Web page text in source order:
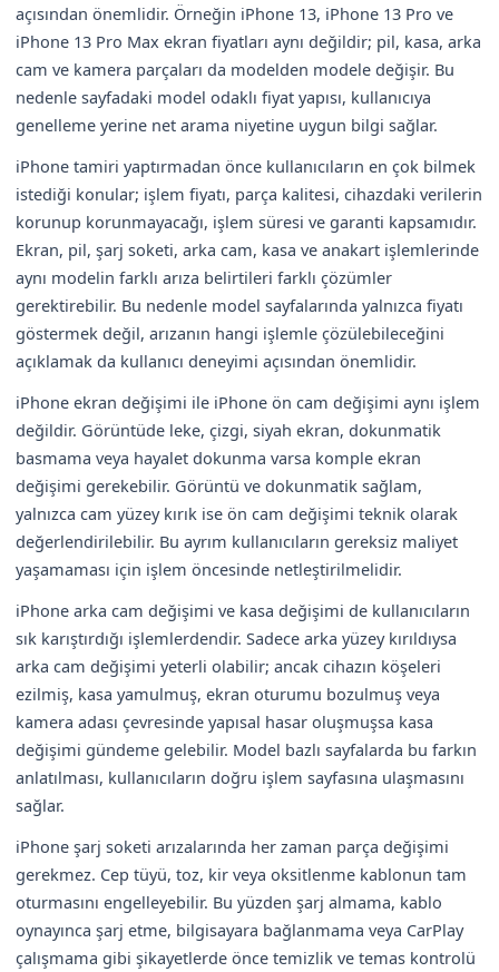
açısından önemlidir. Örneğin iPhone 13, iPhone 13 Pro ve
iPhone 13 Pro Max ekran fiyatları aynı değildir; pil, kasa, arka
cam ve kamera parçaları da modelden modele değişir. Bu
nedenle sayfadaki model odaklı fiyat yapısı, kullanıcıya
genelleme yerine net arama niyetine uygun bilgi sağlar.
iPhone tamiri yaptırmadan önce kullanıcıların en çok bilmek
istediği konular; işlem fiyatı, parça kalitesi, cihazdaki verilerin
korunup korunmayacağı, işlem süresi ve garanti kapsamıdır.
Ekran, pil, şarj soketi, arka cam, kasa ve anakart işlemlerinde
aynı modelin farklı arıza belirtileri farklı çözümler
gerektirebilir. Bu nedenle model sayfalarında yalnızca fiyatı
göstermek değil, arızanın hangi işlemle çözülebileceğini
açıklamak da kullanıcı deneyimi açısından önemlidir.
iPhone ekran değişimi ile iPhone ön cam değişimi aynı işlem
değildir. Görüntüde leke, çizgi, siyah ekran, dokunmatik
basmama veya hayalet dokunma varsa komple ekran
değişimi gerekebilir. Görüntü ve dokunmatik sağlam,
yalnızca cam yüzey kırık ise ön cam değişimi teknik olarak
değerlendirilebilir. Bu ayrım kullanıcıların gereksiz maliyet
yaşamaması için işlem öncesinde netleştirilmelidir.
iPhone arka cam değişimi ve kasa değişimi de kullanıcıların
sık karıştırdığı işlemlerdendir. Sadece arka yüzey kırıldıysa
arka cam değişimi yeterli olabilir; ancak cihazın köşeleri
ezilmiş, kasa yamulmuş, ekran oturumu bozulmuş veya
kamera adası çevresinde yapısal hasar oluşmuşsa kasa
değişimi gündeme gelebilir. Model bazlı sayfalarda bu farkın
anlatılması, kullanıcıların doğru işlem sayfasına ulaşmasını
sağlar.
iPhone şarj soketi arızalarında her zaman parça değişimi
gerekmez. Cep tüyü, toz, kir veya oksitlenme kablonun tam
oturmasını engelleyebilir. Bu yüzden şarj almama, kablo
oynayınca şarj etme, bilgisayara bağlanmama veya CarPlay
çalışmama gibi şikayetlerde önce temizlik ve temas kontrolü